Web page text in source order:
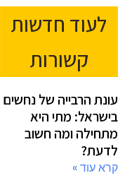
לעוד חדשות
קשורות
עונת הרבייה של נחשים
בישראל: מתי היא
מתחילה ומה חשוב
לדעת?
קרא עוד »